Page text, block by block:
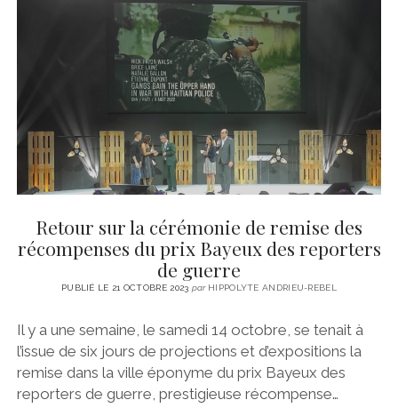
Retour sur la cérémonie de remise des
récompenses du prix Bayeux des reporters
de guerre
PUBLIÉ LE 21 OCTOBRE 2023 parHIPPOLYTE ANDRIEU-REBEL
Il y a une semaine, le samedi 14 octobre, se tenait à
l’issue de six jours de projections et d’expositions la
remise dans la ville éponyme du prix Bayeux des
reporters de guerre, prestigieuse récompense…